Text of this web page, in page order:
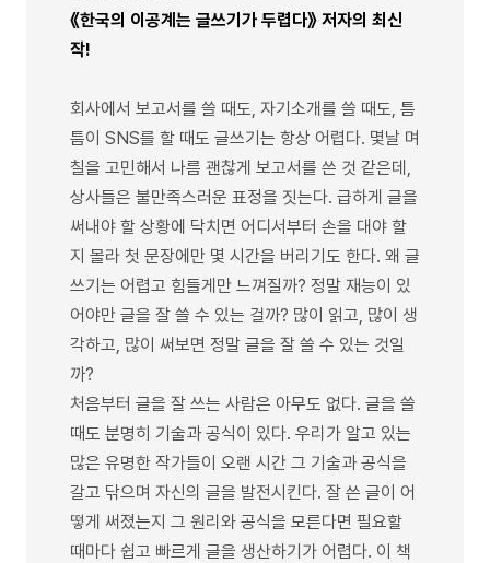
《한국의 이공계는 글쓰기가 두렵다》 저자의 최신
작!
회사에서 보고서를 쓸 때도, 자기소개를 쓸 때도, 틈
틈이 SNS를 할 때도 글쓰기는 항상 어렵다. 몇날 며
칠을 고민해서 나름 괜찮게 보고서를 쓴 것 같은데,
상사들은 불만족스러운 표정을 짓는다. 급하게 글을
써내야 할 상황에 닥치면 어디서부터 손을 대야 할
지 몰라 첫 문장에만 몇 시간을 버리기도 한다. 왜 글
쓰기는 어렵고 힘들게만 느껴질까? 정말 재능이 있
어야만 글을 잘 쓸 수 있는 걸까? 많이 읽고, 많이 생
각하고, 많이 써보면 정말 글을 잘 쓸 수 있는 것일
까?
처음부터 글을 잘 쓰는 사람은 아무도 없다. 글을 쓸
때도 분명히 기술과 공식이 있다. 우리가 알고 있는
많은 유명한 작가들이 오랜 시간 그 기술과 공식을
갈고 닦으며 자신의 글을 발전시킨다. 잘 쓴 글이 어
떻게 써졌는지 그 원리와 공식을 모른다면 필요할
때마다 쉽고 빠르게 글을 생산하기가 어렵다. 이 책